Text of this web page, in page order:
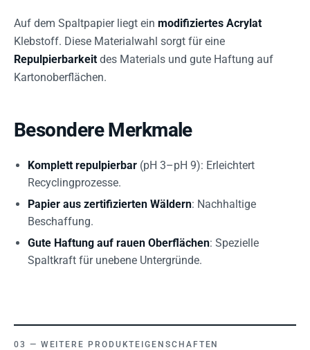
Auf dem Spaltpapier liegt ein modifiziertes Acrylat
Klebstoff. Diese Materialwahl sorgt für eine
Repulpierbarkeit des Materials und gute Haftung auf
Kartonoberflächen.
Besondere Merkmale
Komplett repulpierbar (pH 3–pH 9): Erleichtert
Recyclingprozesse.
Papier aus zertifizierten Wäldern: Nachhaltige
Beschaffung.
Gute Haftung auf rauen Oberflächen: Spezielle
Spaltkraft für unebene Untergründe.
WEITERE PRODUKTEIGENSCHAFTEN